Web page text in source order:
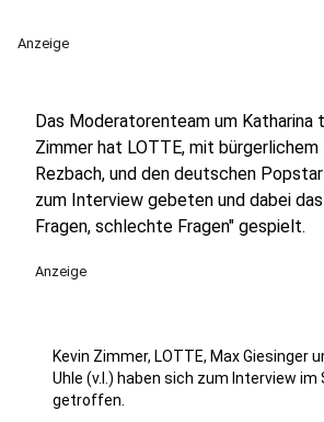
Anzeige
Das Moderatorenteam um Katharina
Zimmer hat LOTTE, mit
Rezbach, und den deutschen
zum Interview gebeten und dabei
Fragen, schlechte Fragen" gespielt.
Anzeige
Kevin Zimmer, LOTTE, Max Giesinger
Uhle (v.l.) haben sich zum Interview im
getroffen.